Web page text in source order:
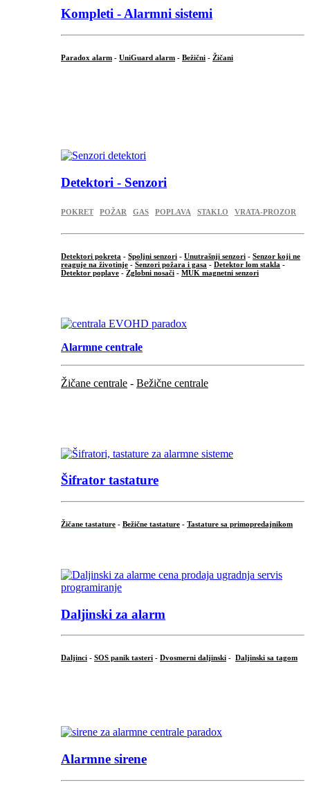
Kompleti - Alarmni sistemi
Paradox alarm - UniGuard alarm - Bežični - Žičani
Detektori - Senzori
POKRET POŽAR GAS POPLAVA STAKLO VRATA-PROZOR
Detektori pokreta - Spoljni senzori - Unutrašnji senzori - Senzor koji ne
reaguje na životinje - Senzori požara i gasa - Detektor lom stakla -
Detektor poplave - Zglobni nosači - MUK magnetni senzori
Alarmne centrale
Žičane centrale - Bežične centrale
Šifrator tastature
Žičane tastature - Bežične tastature - Tastature sa primopredajnikom
Daljinski za alarm
Daljinci - SOS panik tasteri - Dvosmerni daljinski - Daljinski sa tagom
Alarmne sirene